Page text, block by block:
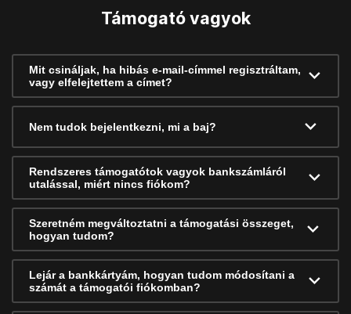
Támogató vagyok
Mit csináljak, ha hibás e-mail-címmel regisztráltam,
vagy elfelejtettem a címet?
Nem tudok bejelentkezni, mi a baj?
Rendszeres támogatótok vagyok bankszámláról
utalással, miért nincs fiókom?
Szeretném megváltoztatni a támogatási összeget,
hogyan tudom?
Lejár a bankkártyám, hogyan tudom módosítani a
számát a támogatói fiókomban?